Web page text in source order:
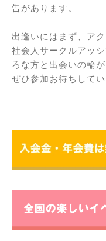
告があります。
出逢いにはまず、ア
社会人サークルアッ
ろな方と出会いの輪
ぜひ参加お待ちしてい